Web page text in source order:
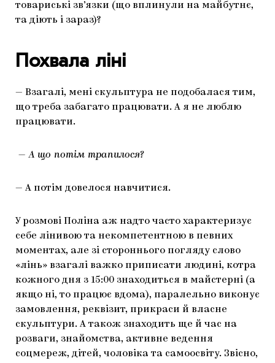
товариські зв’язки (що вплинули на майбутнє,
та діють і зараз)?
Похвала ліні
— Взагалі, мені скульптура не подобалася тим,
що треба забагато працювати. А я не люблю
працювати.
— А що потім трапилося?
— А потім довелося навчитися.
У розмові Поліна аж надто часто характеризує
себе лінивою та некомпетентною в певних
моментах, але зі стороннього погляду слово
«лінь» взагалі важко приписати людині, котра
кожного дня з 15:00 знаходиться в майстерні (а
якщо ні, то працює вдома), паралельно виконує
замовлення, реквізит, прикраси й власне
скульптури. А також знаходить ще й час на
розваги, знайомства, активне ведення
соцмереж, дітей, чоловіка та самоосвіту. Звісно,